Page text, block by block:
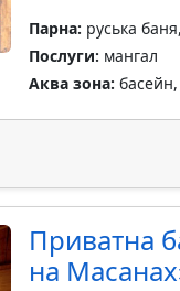
Парна: руська
Послуги: мангал
Аква зона:
Приватна
на